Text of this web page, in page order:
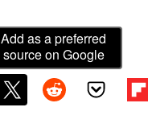
Add as a preferred
source on Google